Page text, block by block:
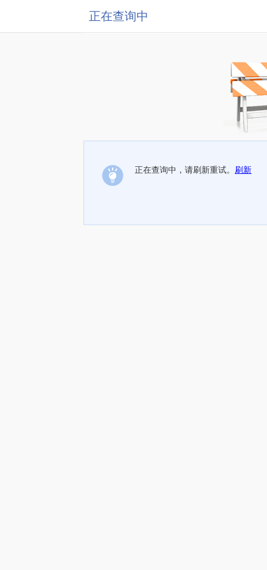
正在查询中
正在查询中，请刷新重试。 刷新